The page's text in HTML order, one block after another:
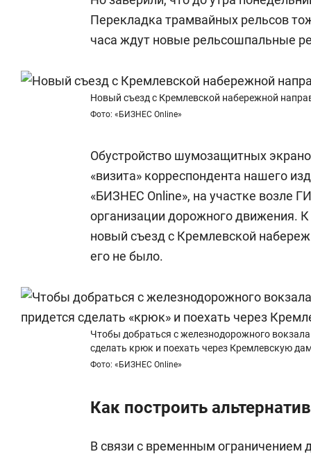
Перекладка трамвайных рельсов
часа ждут новые рельсошпальные
Новый съезд с Кремлевской набережной
Фото: «БИЗНЕС Online»
Обустройство шумозащитных
«визита» корреспондента нашего
«БИЗНЕС Online», на участке возле
организации дорожного движения.
новый съезд с Кремлевской
его не было.
Чтобы добраться с железнодорожного
сделать крюк и поехать через Кремлевскую
Фото: «БИЗНЕС Online»
Как построить
В связи с временным ограничением